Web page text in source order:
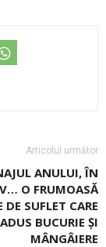
Articolul următor
ANULUI, ÎN
O FRUMOASĂ
DE SUFLET CARE
BUCURIE ŞI
MÂNGÂIERE